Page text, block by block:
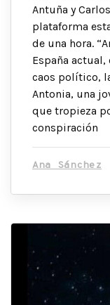
Antuña y
plataforma
de una hora.
España
caos político,
Antonia, una
que tropieza
conspiración
Ana Sánchez